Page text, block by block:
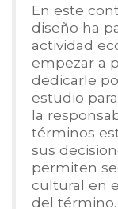
En este
diseño ha
actividad
empezar a
dedicarle
estudio
la
términos
sus
permiten
cultural en
del término.